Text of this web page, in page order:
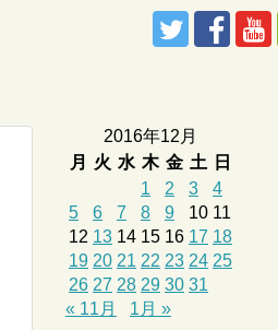
2016年12月
月
火 水 木 金 土
日
1
2 3
4
5
6 7 8 9 10 11
12 13 14 15 16 17 18
19 20 21 22 23 24 25
26 27 28 29 30 31
« 11月
1月 »